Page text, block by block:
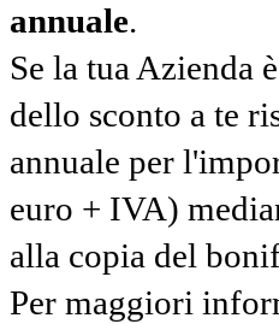
annuale.
Se la tua Azienda
dello sconto a te
annuale per
euro + IVA)
alla copia del
Per maggiori